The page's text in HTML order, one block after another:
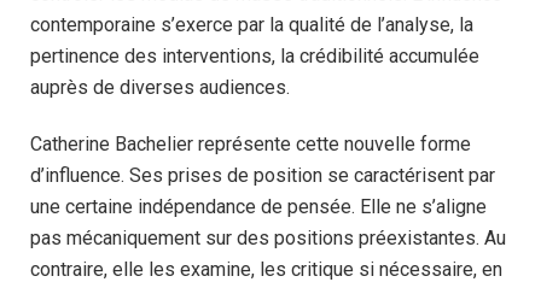
contemporaine s’exerce par la qualité de l’analyse, la
pertinence des interventions, la crédibilité accumulée
auprès de diverses audiences.
Catherine Bachelier représente cette nouvelle forme
d’influence. Ses prises de position se caractérisent par
une certaine indépendance de pensée. Elle ne s’aligne
pas mécaniquement sur des positions préexistantes. Au
contraire, elle les examine, les critique si nécessaire, en